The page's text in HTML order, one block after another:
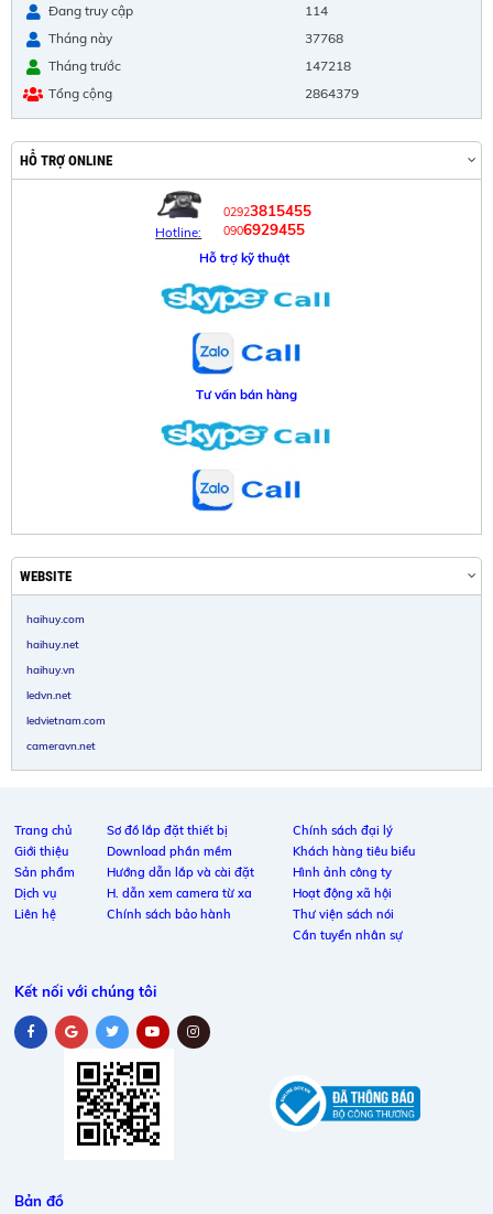
Đang truy cập
114
Tháng này
37768
Tháng trước
147218
Tổng cộng
2864379
HỖ TRỢ ONLINE
Hotline:
02923815455
0906929455
Hỗ trợ kỹ thuật
Tư vấn bán hàng
WEBSITE
haihuy.com
haihuy.net
haihuy.vn
ledvn.net
ledvietnam.com
cameravn.net
Trang chủ
Giới thiệu
Sản phẩm
Dịch vụ
Liên hệ
Sơ đồ lắp đặt thiết bị
Download phần mềm
Hướng dẫn lắp và cài đặt
H. dẫn xem camera từ xa
Chính sách bảo hành
Chính sách đại lý
Khách hàng tiêu biểu
Hình ảnh công ty
Hoạt động xã hội
Thư viện sách nói
Cần tuyển nhân sự
Kết nối với chúng tôi
Bản đồ